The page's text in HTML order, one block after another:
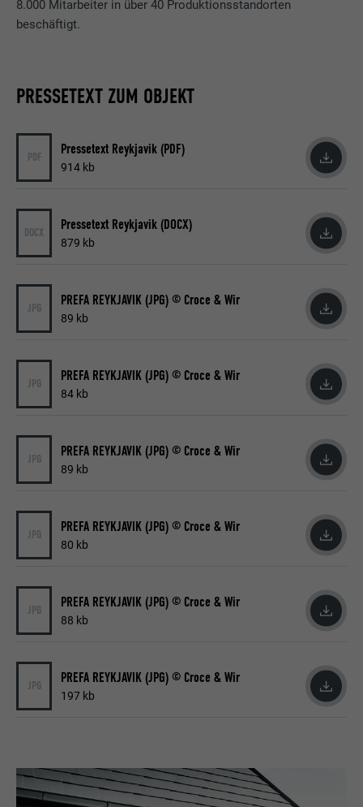
8.000 Mitarbeiter in über 40 Produktionsstandorten
beschäftigt.
PRESSETEXT ZUM OBJEKT
PDF Pressetext Reykjavik (PDF)
914 kb
DOCX Pressetext Reykjavik (DOCX)
879 kb
JPG PREFA REYKJAVIK (JPG) © Croce & Wir
89 kb
JPG PREFA REYKJAVIK (JPG) © Croce & Wir
84 kb
JPG PREFA REYKJAVIK (JPG) © Croce & Wir
89 kb
JPG PREFA REYKJAVIK (JPG) © Croce & Wir
80 kb
JPG PREFA REYKJAVIK (JPG) © Croce & Wir
88 kb
JPG PREFA REYKJAVIK (JPG) © Croce & Wir
197 kb